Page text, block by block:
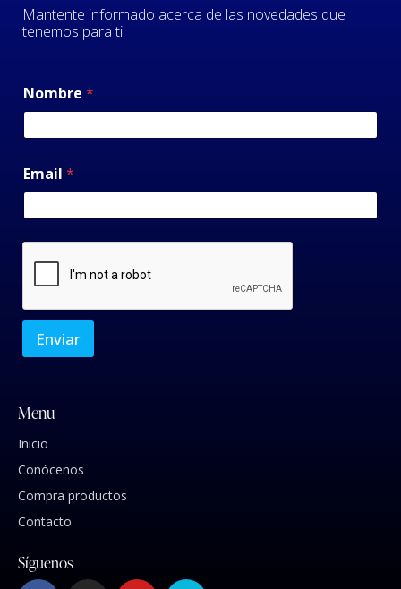
Mantente informado acerca de las novedades que
tenemos para ti
Nombre *
Email *
Enviar
Menu
Inicio
Conócenos
Compra productos
Contacto
Síguenos